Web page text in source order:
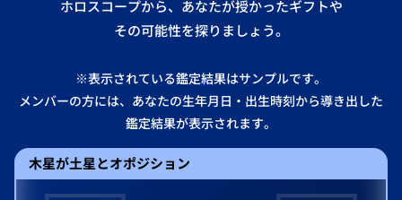
ホロスコープから、あなたが授かったギフトや
その可能性を探りましょう。
※表示されている鑑定結果はサンプルです。
メンバーの方には、あなたの生年月日・出生時刻から導き出した
鑑定結果が表示されます。
木星が土星とオポジション